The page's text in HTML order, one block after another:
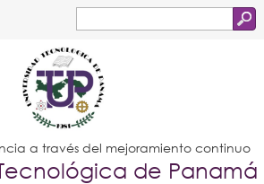
de
búsqueda
Estudiantes
Docentes
Administrativos
Graduados
a través del mejoramiento continuo
de Panamá